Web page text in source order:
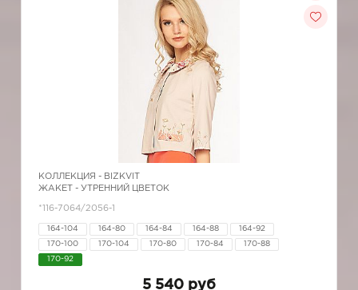
КОЛЛЕКЦИЯ - BIZKVIT
ЖАКЕТ - УТРЕННИЙ ЦВЕТОК
*116-7064/2056-1
164-104 164-80 164-84 164-88 164-92
170-100 170-104 170-80 170-84 170-88
170-92
5 540 руб